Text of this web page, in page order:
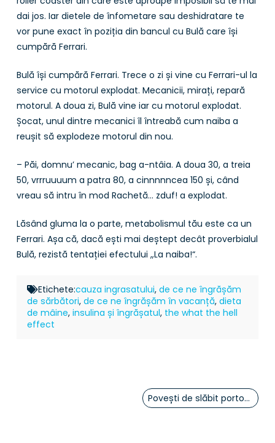
dai jos. Iar dietele de înfometare sau deshidratare te
vor pune exact în poziția din bancul cu Bulă care își
cumpără Ferrari.
Bulă își cumpără Ferrari. Trece o zi și vine cu Ferrari-ul la
service cu motorul explodat. Mecanicii, mirați, repară
motorul. A doua zi, Bulă vine iar cu motorul explodat.
Șocat, unul dintre mecanici îl întreabă cum naiba a
reușit să explodeze motorul din nou.
– Păi, domnu’ mecanic, bag a-ntâia. A doua 30, a treia
50, vrrruuuum a patra 80, a cinnnnncea 150 și, când
vreau să intru în mod Rachetă… zduf! a explodat.
Lăsând gluma la o parte, metabolismul tău este ca un
Ferrari. Așa că, dacă ești mai deștept decât proverbialul
Bulă, rezistă tentației efectului „La naiba!“.
Etichete:cauza ingrasatului,de ce ne îngrășăm
de sărbători,de ce ne îngrășăm în vacanță,dieta
de mâine,insulina și îngrășatul, the what the hell
effect
Povești de slăbit portofelul